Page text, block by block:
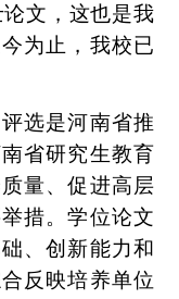
文，这也是我
为止，我校已
选是河南省推
省研究生教育
量、促进高层
措。学位论文
、创新能力和
反映培养单位